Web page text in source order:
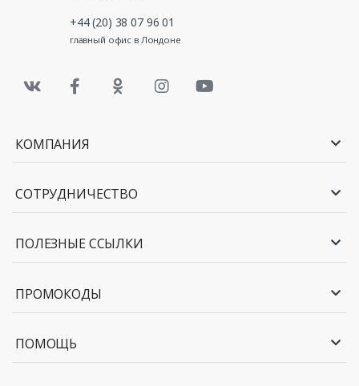
+44 (20) 38 07 96 01
главный офис в Лондоне
КОМПАНИЯ
СОТРУДНИЧЕСТВО
ПОЛЕЗНЫЕ ССЫЛКИ
ПРОМОКОДЫ
ПОМОЩЬ